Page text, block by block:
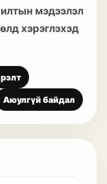
мэдээлэл
хэрэглэхэд
Аюулгүй байдал